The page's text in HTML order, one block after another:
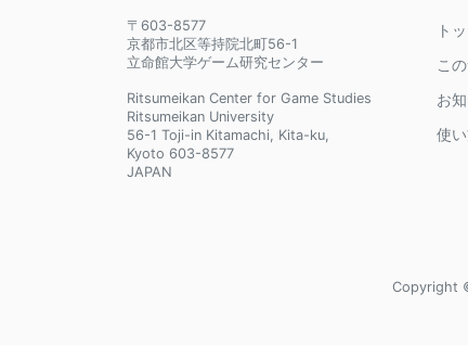
〒603-8577
京都市北区等持院北町56-1
立命館大学ゲーム研究センター
Ritsumeikan Center for Game Studies
Ritsumeikan University
56-1 Toji-in Kitamachi, Kita-ku,
Kyoto 603-8577
JAPAN
ト
こ
お
使
Copyright